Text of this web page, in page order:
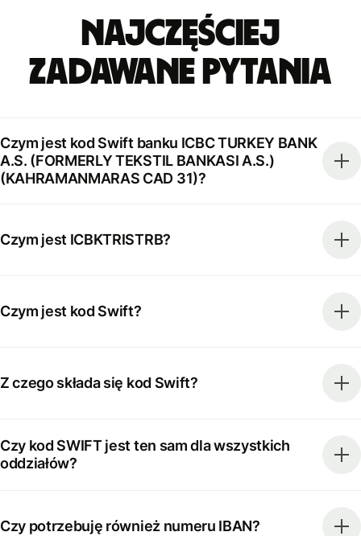
Najczęściej
zadawane pytania
Czym jest kod Swift banku ICBC TURKEY BANK
A.S. (FORMERLY TEKSTIL BANKASI A.S.)
(KAHRAMANMARAS CAD 31)?
Czym jest ICBKTRISTRB?
Czym jest kod Swift?
Z czego składa się kod Swift?
Czy kod SWIFT jest ten sam dla wszystkich
oddziałów?
Czy potrzebuję również numeru IBAN?